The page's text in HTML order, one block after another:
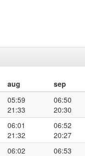
aug sep
05:59
21:33
06:50
20:30
06:01
21:32
06:52
20:27
06:02
06:53